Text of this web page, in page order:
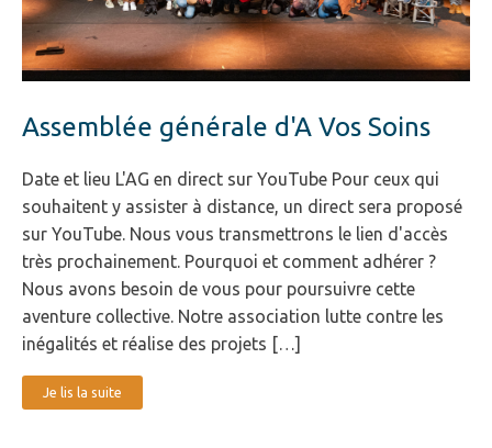
Assemblée générale d'A Vos Soins
Date et lieu L'AG en direct sur YouTube Pour ceux qui
souhaitent y assister à distance, un direct sera proposé
sur YouTube. Nous vous transmettrons le lien d'accès
très prochainement. Pourquoi et comment adhérer ?
Nous avons besoin de vous pour poursuivre cette
aventure collective. Notre association lutte contre les
inégalités et réalise des projets […]
Je lis la suite